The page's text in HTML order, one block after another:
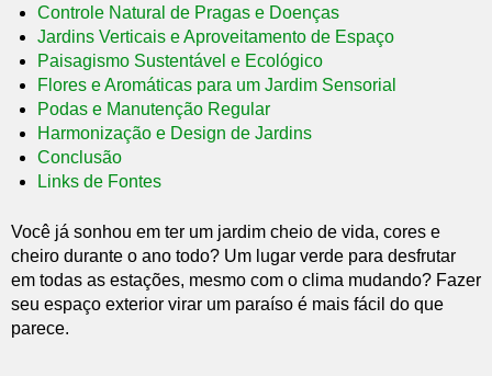
Controle Natural de Pragas e Doenças
Jardins Verticais e Aproveitamento de Espaço
Paisagismo Sustentável e Ecológico
Flores e Aromáticas para um Jardim Sensorial
Podas e Manutenção Regular
Harmonização e Design de Jardins
Conclusão
Links de Fontes
Você já sonhou em ter um jardim cheio de vida, cores e
cheiro durante o ano todo? Um lugar verde para desfrutar
em todas as estações, mesmo com o clima mudando? Fazer
seu espaço exterior virar um paraíso é mais fácil do que
parece.